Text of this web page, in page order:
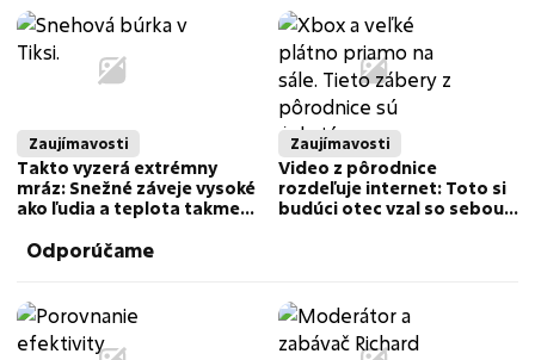
Zaujímavosti
Takto vyzerá extrémny
mráz: Snežné záveje vysoké
ako ľudia a teplota takmer
Zaujímavosti
Video z pôrodnice
rozdeľuje internet: Toto si
budúci otec vzal so sebou
Odporúčame